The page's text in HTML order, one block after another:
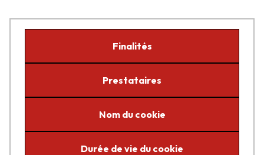
Finalités
Prestataires
Nom du cookie
Durée de vie du cookie